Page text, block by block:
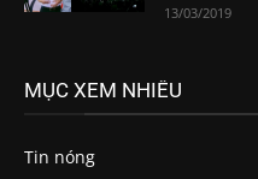
13/03/2019
MỤC XEM NHIỀU
Tin nóng